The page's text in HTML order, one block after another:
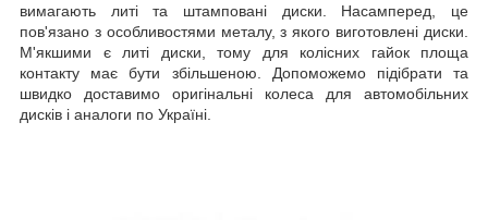
вимагають литі та штамповані диски. Насамперед, це
пов'язано з особливостями металу, з якого виготовлені диски.
М'якшими є литі диски, тому для колісних гайок площа
контакту має бути збільшеною. Допоможемо підібрати та
швидко доставимо оригінальні колеса для автомобільних
дисків і аналоги по Україні.